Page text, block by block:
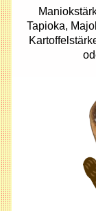
Tapioka,